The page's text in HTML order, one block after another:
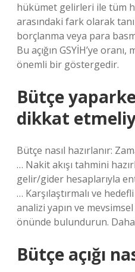
hükümet gelirleri ile tüm
arasındaki fark olarak
borçlanma veya para
Bu açığın GSYİH’ye
önemli bir göstergedir.
Bütçe
dikkat
Bütçe nasıl hazırlanır:
… Nakit akışı tahmini
gelir/gider hesaplarıyla
… Karşılaştırmalı ve
analizi yapın ve
önünde bulundurun.
Bütçe açığı